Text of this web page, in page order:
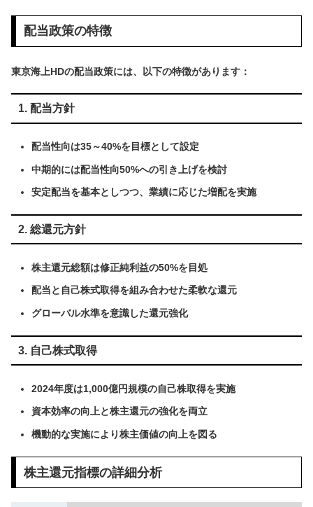
配当政策の特徴
東京海上HDの配当政策には、以下の特徴があります：
1. 配当方針
配当性向は35～40%を目標として設定
中期的には配当性向50%への引き上げを検討
安定配当を基本としつつ、業績に応じた増配を実施
2. 総還元方針
株主還元総額は修正純利益の50%を目処
配当と自己株式取得を組み合わせた柔軟な還元
グローバル水準を意識した還元強化
3. 自己株式取得
2024年度は1,000億円規模の自己株取得を実施
資本効率の向上と株主還元の強化を両立
機動的な実施により株主価値の向上を図る
株主還元指標の詳細分析